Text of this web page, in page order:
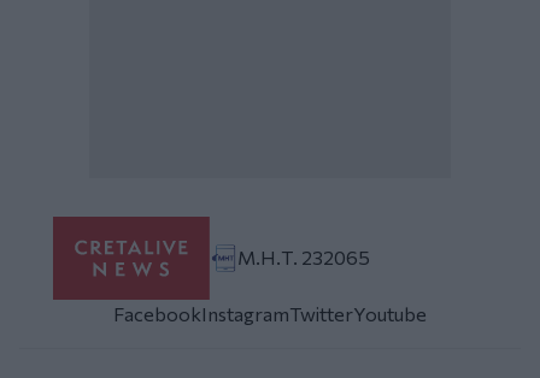
Μ.Η.Τ. 232065
FacebookInstagramTwitterYoutube